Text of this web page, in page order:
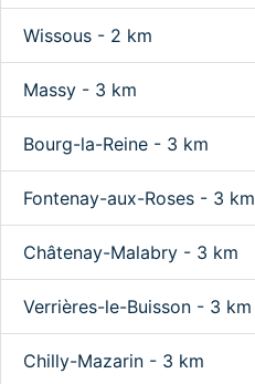
Wissous - 2 km
Massy - 3 km
Bourg-la-Reine - 3 km
Fontenay-aux-Roses - 3 km
Châtenay-Malabry - 3 km
Verrières-le-Buisson - 3 km
Chilly-Mazarin - 3 km